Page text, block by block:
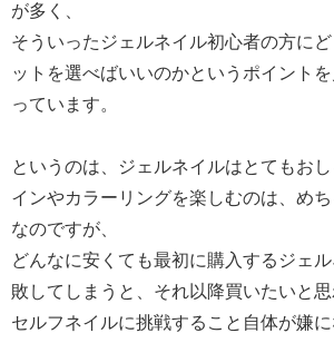
が多く、
そういったジェルネイル初心者の方に
ットを選べばいいのかというポイント
っています。
というのは、ジェルネイルはとてもお
インやカラーリングを楽しむのは、め
なのですが、
どんなに安くても最初に購入するジェ
敗してしまうと、それ以降買いたいと思
セルフネイルに挑戦すること自体が嫌に